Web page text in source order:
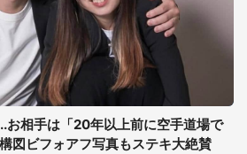
お相手は「20年以上前に空手道場で
図ビフォアフ写真もステキ大絶賛